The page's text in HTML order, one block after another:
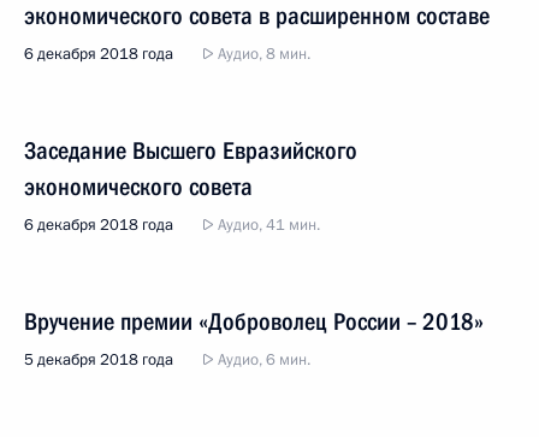
экономического совета в расширенном составе
6 декабря 2018 года Аудио, 8 мин.
Заседание Высшего Евразийского
экономического совета
6 декабря 2018 года Аудио, 41 мин.
Вручение премии «Доброволец России – 2018»
5 декабря 2018 года Аудио, 6 мин.